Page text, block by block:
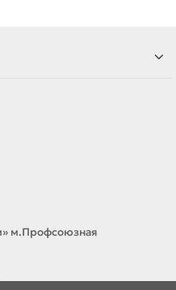
м.Профсоюзная